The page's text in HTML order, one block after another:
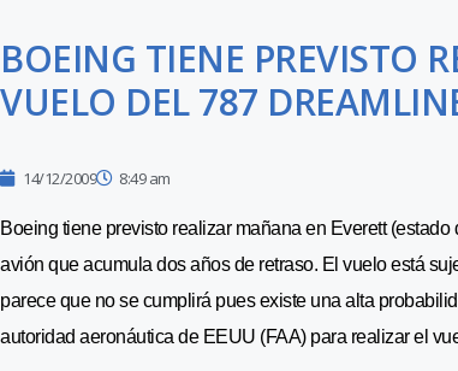
BOEING TIENE PREVISTO
VUELO DEL 787
14/12/2009 8:49 am
Boeing tiene previsto realizar mañana en Everett
avión que acumula dos años de retraso. El vuelo está
parece que no se cumplirá pues existe una alta
autoridad aeronáutica de EEUU (FAA) para realizar el